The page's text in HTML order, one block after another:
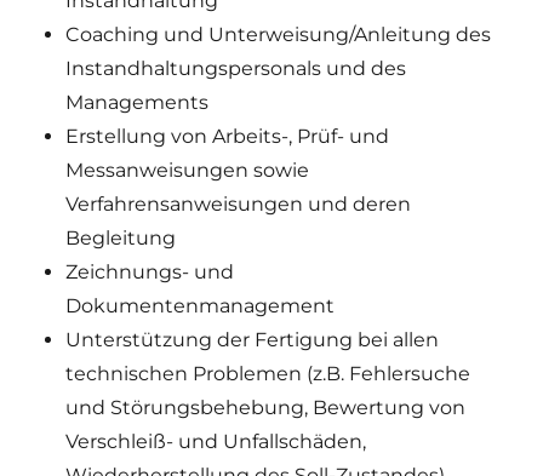
Coaching und Unterweisung/Anleitung des
Instandhaltungspersonals und des
Managements
Erstellung von Arbeits-, Prüf- und
Messanweisungen sowie
Verfahrensanweisungen und deren
Begleitung
Zeichnungs- und
Dokumentenmanagement
Unterstützung der Fertigung bei allen
technischen Problemen (z.B. Fehlersuche
und Störungsbehebung, Bewertung von
Verschleiß- und Unfallschäden,